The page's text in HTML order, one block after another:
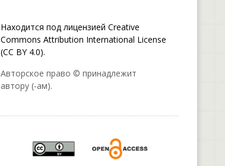
Находится под лицензией Creative
Commons Attribution International License
(CC BY 4.0).
Авторское право © принадлежит
автору (-ам).